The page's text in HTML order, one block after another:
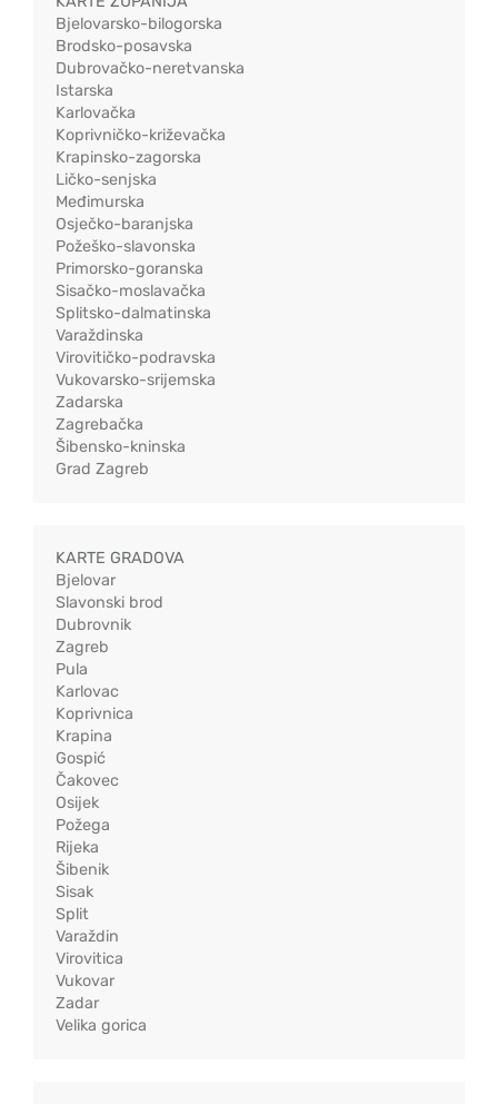
Bjelovarsko-bilogorska
Brodsko-posavska
Dubrovačko-neretvanska
Istarska
Karlovačka
Koprivničko-križevačka
Krapinsko-zagorska
Ličko-senjska
Međimurska
Osječko-baranjska
Požeško-slavonska
Primorsko-goranska
Sisačko-moslavačka
Splitsko-dalmatinska
Varaždinska
Virovitičko-podravska
Vukovarsko-srijemska
Zadarska
Zagrebačka
Šibensko-kninska
Grad Zagreb
KARTE GRADOVA
Bjelovar
Slavonski brod
Dubrovnik
Zagreb
Pula
Karlovac
Koprivnica
Krapina
Gospić
Čakovec
Osijek
Požega
Rijeka
Šibenik
Sisak
Split
Varaždin
Virovitica
Vukovar
Zadar
Velika gorica